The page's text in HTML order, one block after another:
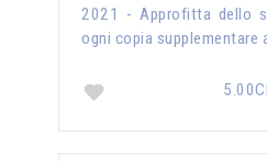
2021 - Approfitta dello
ogni copia supplementare